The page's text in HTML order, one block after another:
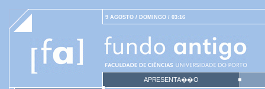
9 AGOSTO / DOMINGO / 03:16
APRESENTA��O